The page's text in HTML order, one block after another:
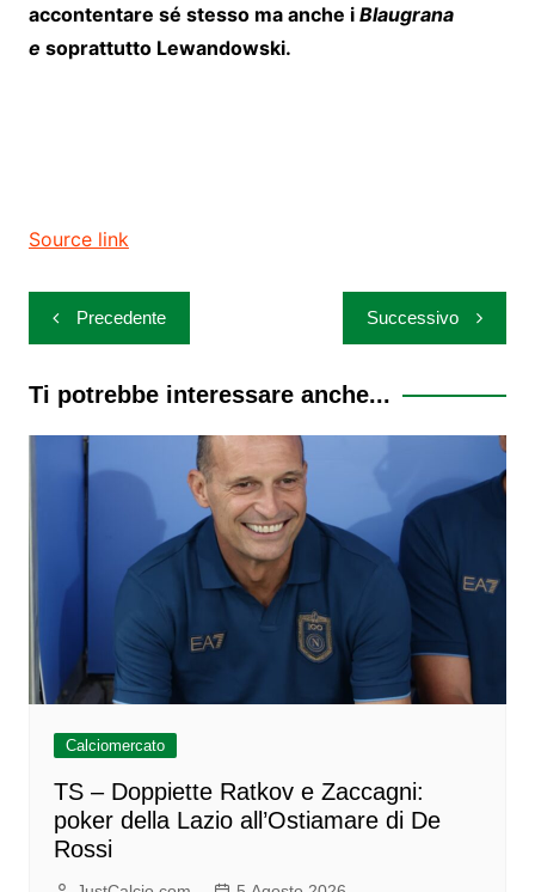
accontentare sé stesso ma anche i Blaugrana
e soprattutto Lewandowski.
Source link
Navigazione
articoli
Precedente Successivo
Ti potrebbe interessare anche...
Calciomercato
TS – Doppiette Ratkov e Zaccagni:
poker della Lazio all’Ostiamare di De
Rossi